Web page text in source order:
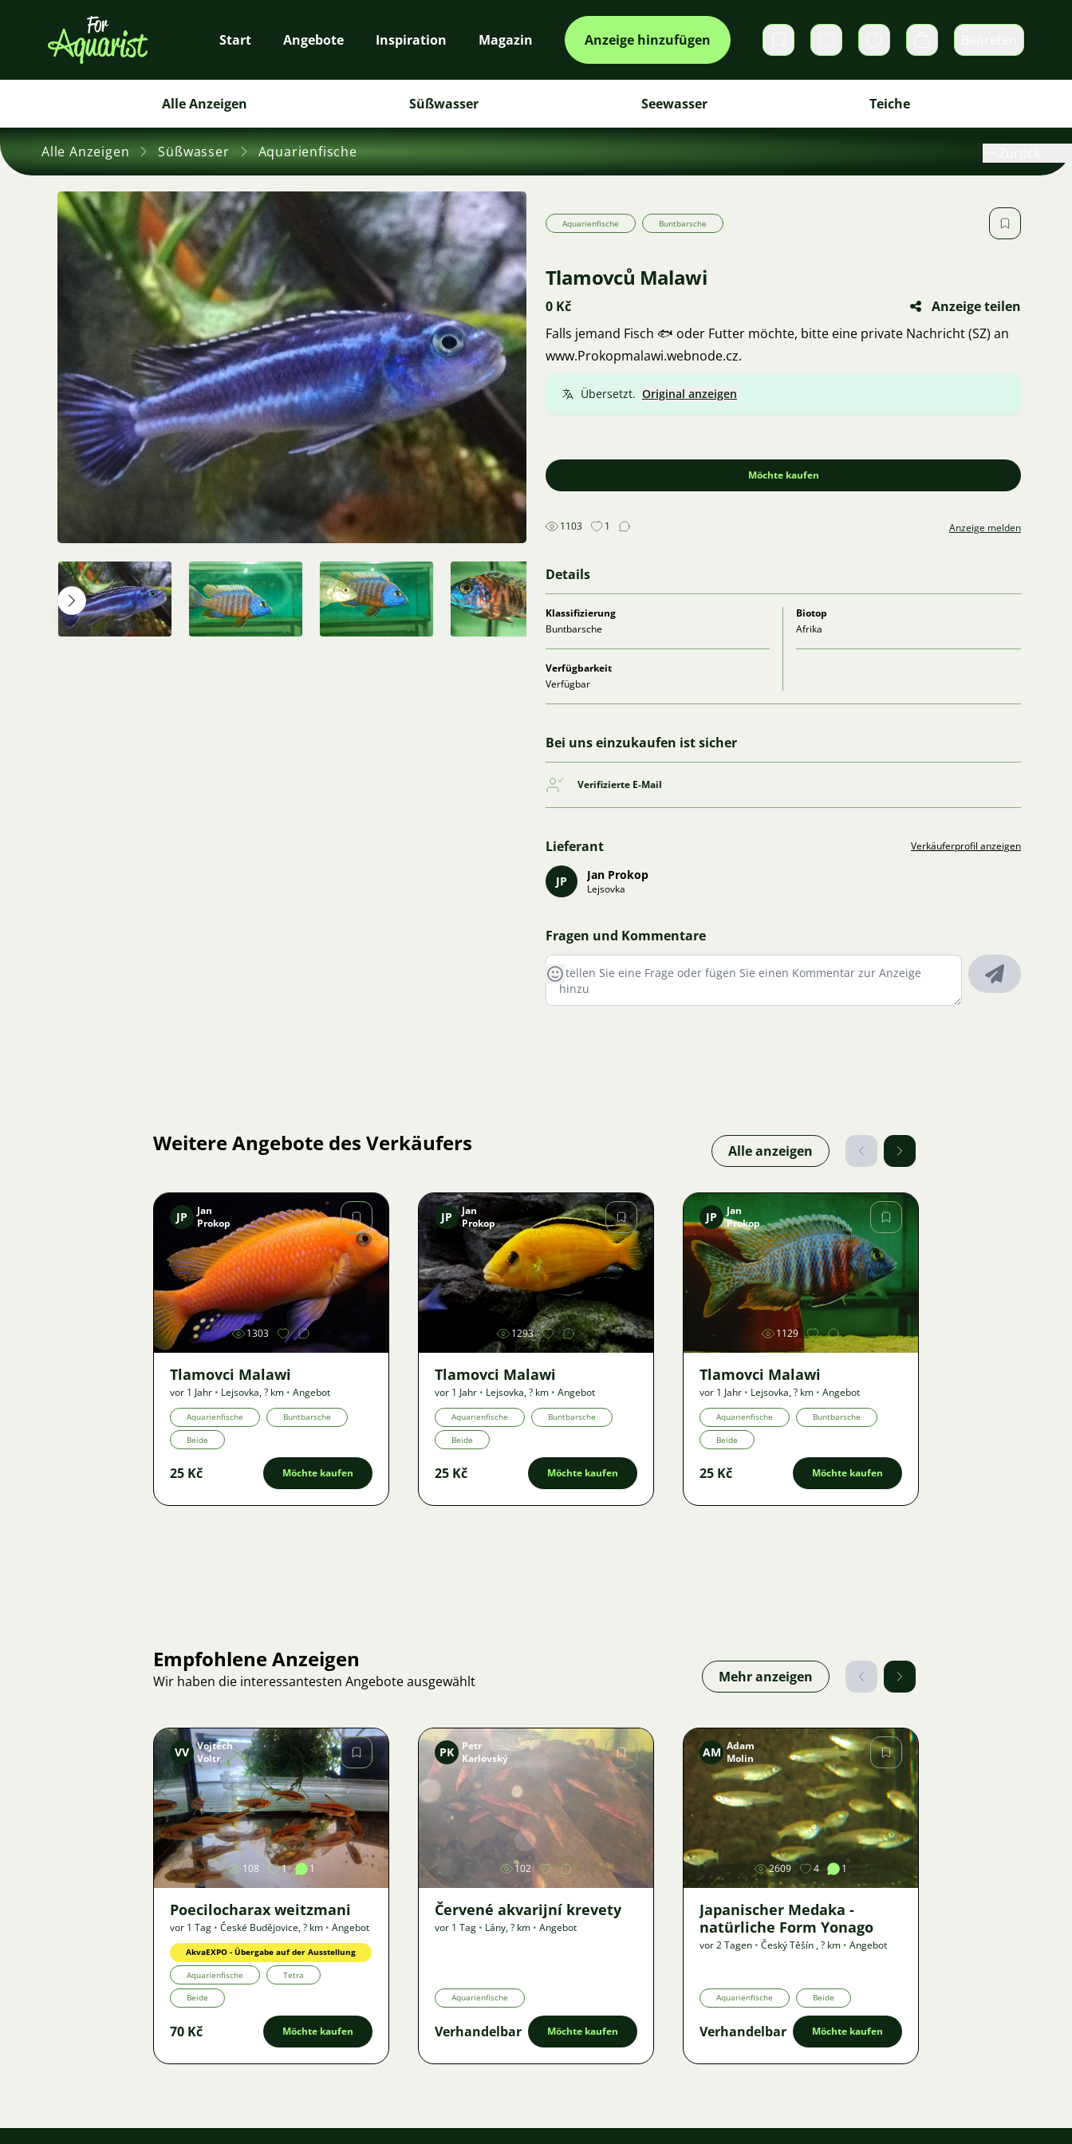
Start Angebote Inspiration Magazin Anzeige hinzufügen DirektnachrichtenWarenkorb
Alle Anzeigen Süßwasser Seewasser Teiche
Alle Anzeigen Süßwasser Aquarienfische
Aquarienfische Buntbarsche
Tlamovců Malawi
0 Kč
Anzeige teilen
Falls jemand Fisch 🐟 oder Futter möchte, bitte eine private Nachricht (SZ) an
www.Prokopmalawi.webnode.cz.
Übersetzt. Original anzeigen
Möchte kaufen
1103 1 Anzeige melden
Details
Klassifizierung
Buntbarsche
Biotop
Afrika
Verfügbarkeit
Verfügbar
Bei uns einzukaufen ist sicher
Verifizierte E-Mail
Lieferant Verkäuferprofil anzeigen
JP Jan Prokop
Lejsovka
Fragen und Kommentare
Weitere Angebote des Verkäufers Alle anzeigen
Bild
JP
Jan
Prokop
1303
Tlamovci Malawi
vor 1 Jahr • Lejsovka,? km • Angebot
Aquarienfische Buntbarsche
Beide
25 Kč Möchte kaufen
Bild
JP
Jan
Prokop
1293
Tlamovci Malawi
vor 1 Jahr • Lejsovka,? km • Angebot
Aquarienfische Buntbarsche
Beide
25 Kč Möchte kaufen
Bild
JP
Jan
Prokop
1129
Tlamovci Malawi
vor 1 Jahr • Lejsovka,? km • Angebot
Aquarienfische Buntbarsche
Beide
25 Kč Möchte kaufen
Empfohlene Anzeigen
Wir haben die interessantesten Angebote ausgewählt Mehr anzeigen
Bild
VV Vojtěch
Voltr
108 1 1
Poecilocharax weitzmani
vor 1 Tag • České Budějovice,? km • Angebot
AkvaEXPO - Übergabe auf der Ausstellung
Aquarienfische Tetra
Beide
70 Kč Möchte kaufen
Bild
PK
Petr
Karlovský
102
Červené akvarijní krevety
vor 1 Tag • Lány,? km • Angebot
Aquarienfische
Verhandelbar Möchte kaufen
Bild
AM Adam
Molin
2609 4 1
Japanischer Medaka -
natürliche Form Yonago
vor 2 Tagen • Český Těšín ,? km • Angebot
Aquarienfische Beide
Verhandelbar Möchte kaufen